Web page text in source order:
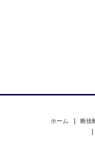
ホーム 断捨